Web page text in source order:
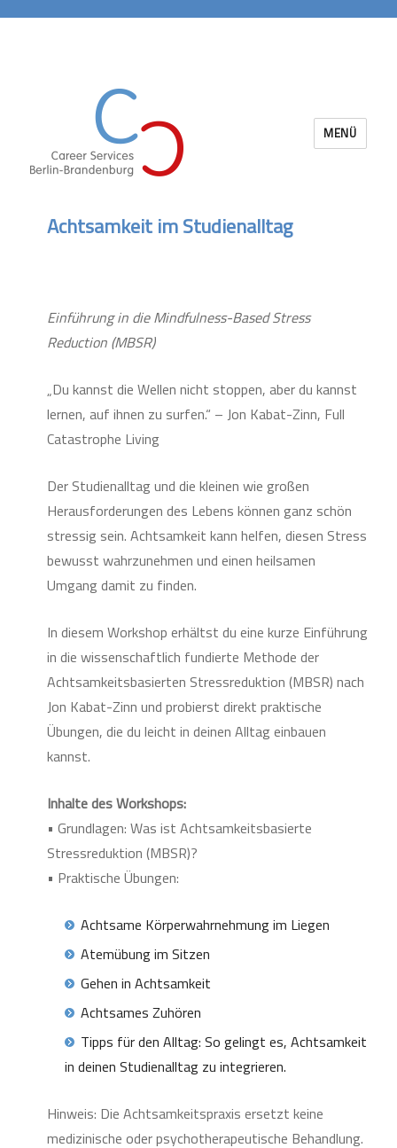
MENÜ
Achtsamkeit im Studienalltag
Einführung in die Mindfulness-Based Stress
Reduction (MBSR)
„Du kannst die Wellen nicht stoppen, aber du kannst
lernen, auf ihnen zu surfen.“ – Jon Kabat-Zinn, Full
Catastrophe Living
Der Studienalltag und die kleinen wie großen
Herausforderungen des Lebens können ganz schön
stressig sein. Achtsamkeit kann helfen, diesen Stress
bewusst wahrzunehmen und einen heilsamen
Umgang damit zu finden.
In diesem Workshop erhältst du eine kurze Einführung
in die wissenschaftlich fundierte Methode der
Achtsamkeitsbasierten Stressreduktion (MBSR) nach
Jon Kabat-Zinn und probierst direkt praktische
Übungen, die du leicht in deinen Alltag einbauen
kannst.
Inhalte des Workshops:
• Grundlagen: Was ist Achtsamkeitsbasierte
Stressreduktion (MBSR)?
• Praktische Übungen:
Achtsame Körperwahrnehmung im Liegen
Atemübung im Sitzen
Gehen in Achtsamkeit
Achtsames Zuhören
Tipps für den Alltag: So gelingt es, Achtsamkeit
in deinen Studienalltag zu integrieren.
Hinweis: Die Achtsamkeitspraxis ersetzt keine
medizinische oder psychotherapeutische Behandlung.